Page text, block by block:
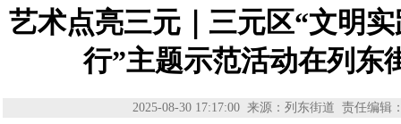
艺术点亮三元｜三元区“文明
行”主题示范活动在列东
2025-08-30 17:17:00 来源：列东街道 责任编辑